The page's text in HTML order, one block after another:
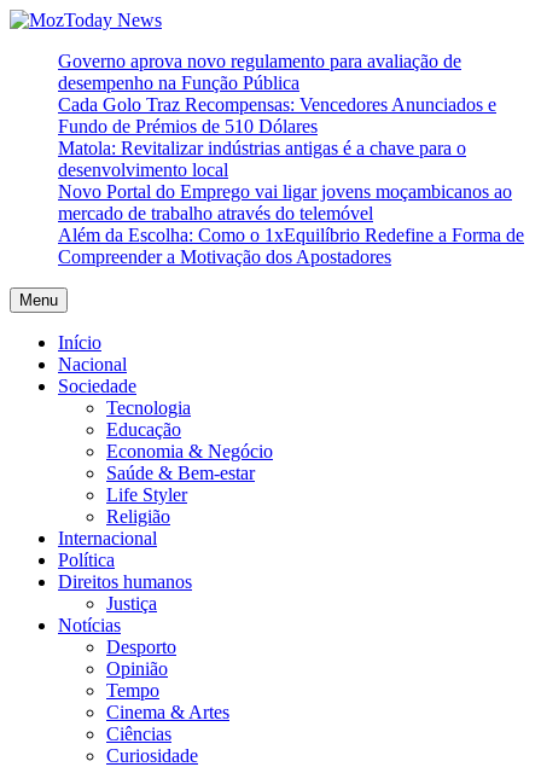
Skip
content
MozToday News
Onde a gente lê.
Governo aprova novo regulamento para avaliação de
desempenho na Função Pública
Cada Golo Traz Recompensas: Vencedores Anunciados e
Fundo de Prémios de 510 Dólares
Matola: Revitalizar indústrias antigas é a chave para o
desenvolvimento local
Novo Portal do Emprego vai ligar jovens moçambicanos ao
mercado de trabalho através do telemóvel
Além da Escolha: Como o 1xEquilíbrio Redefine a Forma de
Compreender a Motivação dos Apostadores
Menu
Início
Nacional
Sociedade
Tecnologia
Educação
Economia & Negócio
Saúde & Bem-estar
Life Styler
Religião
Internacional
Política
Direitos humanos
Justiça
Notícias
Desporto
Opinião
Tempo
Cinema & Artes
Ciências
Curiosidade